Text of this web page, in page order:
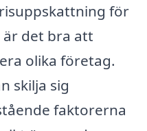
för
är det bra att
olika företag.
skilja sig
faktorerna